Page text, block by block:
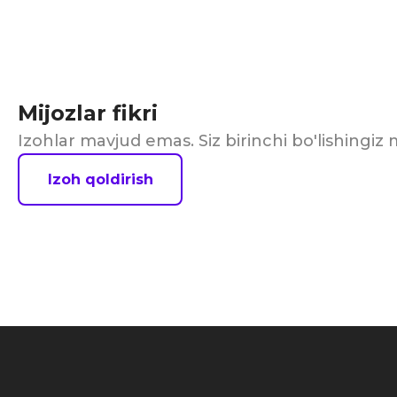
Mijozlar fikri
Izohlar mavjud emas. Siz birinchi bo'lishingiz
Izoh qoldirish